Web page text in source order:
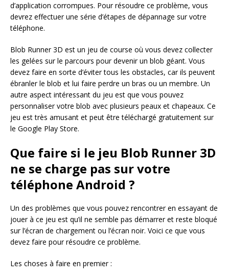
d’application corrompues. Pour résoudre ce problème, vous
devrez effectuer une série d’étapes de dépannage sur votre
téléphone.
Blob Runner 3D est un jeu de course où vous devez collecter
les gelées sur le parcours pour devenir un blob géant. Vous
devez faire en sorte d’éviter tous les obstacles, car ils peuvent
ébranler le blob et lui faire perdre un bras ou un membre. Un
autre aspect intéressant du jeu est que vous pouvez
personnaliser votre blob avec plusieurs peaux et chapeaux. Ce
jeu est très amusant et peut être téléchargé gratuitement sur
le Google Play Store.
Que faire si le jeu Blob Runner 3D
ne se charge pas sur votre
téléphone Android ?
Un des problèmes que vous pouvez rencontrer en essayant de
jouer à ce jeu est qu’il ne semble pas démarrer et reste bloqué
sur l’écran de chargement ou l’écran noir. Voici ce que vous
devez faire pour résoudre ce problème.
Les choses à faire en premier :